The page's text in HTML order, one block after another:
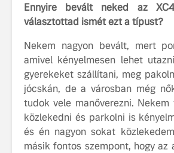
Ennyire bevált neked az
választottad ismét ezt a típust?
Nekem nagyon bevált, mert
amivel kényelmesen lehet
gyerekeket szállítani, meg
jócskán, de a városban még
tudok vele manőverezni.
közlekedni és parkolni is
és én nagyon sokat
másik fontos szempont, hogy az
fenntarthatóságot